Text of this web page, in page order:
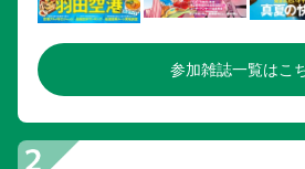
参加雑誌一覧はこ